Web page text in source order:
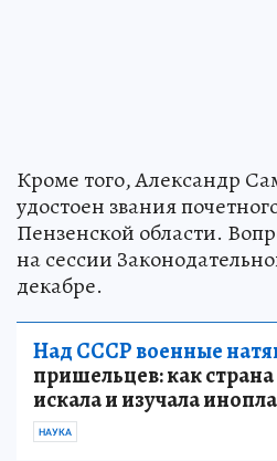
Кроме того, Александр
удостоен звания
Пензенской области.
на сессии
декабре.
Над СССР военные
пришельцев: как страна
искала и изучала
НАУКА